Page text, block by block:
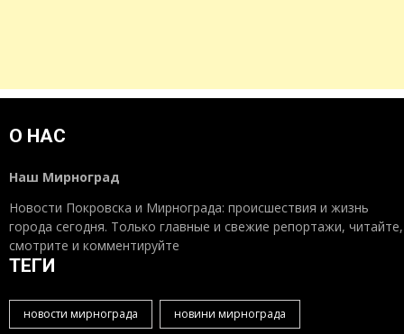
О НАС
Наш Мирноград
Новости Покровска и Мирнограда: происшествия и жизнь
города сегодня. Только главные и свежие репортажи, читайте,
смотрите и комментируйте
ТЕГИ
новости мирнограда новини мирнограда